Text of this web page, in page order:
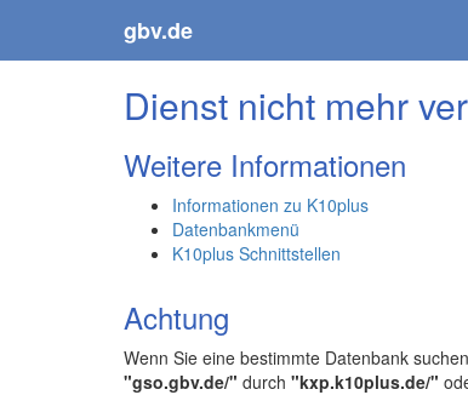
gbv.de
Dienst nicht mehr
Weitere Informationen
Informationen zu K10plus
Datenbankmenü
K10plus Schnittstellen
Achtung
Wenn Sie eine bestimmte Datenbank
"gso.gbv.de/" durch "kxp.k10plus.de/"